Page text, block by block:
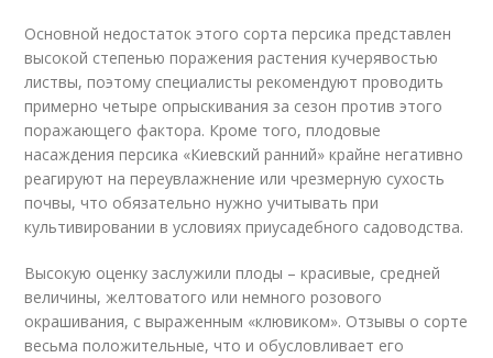
Основной недостаток этого сорта персика представлен
высокой степенью поражения растения кучерявостью
листвы, поэтому специалисты рекомендуют проводить
примерно четыре опрыскивания за сезон против этого
поражающего фактора. Кроме того, плодовые
насаждения персика «Киевский ранний» крайне негативно
реагируют на переувлажнение или чрезмерную сухость
почвы, что обязательно нужно учитывать при
культивировании в условиях приусадебного садоводства.
Высокую оценку заслужили плоды – красивые, средней
величины, желтоватого или немного розового
окрашивания, с выраженным «клювиком». Отзывы о сорте
весьма положительные, что и обусловливает его